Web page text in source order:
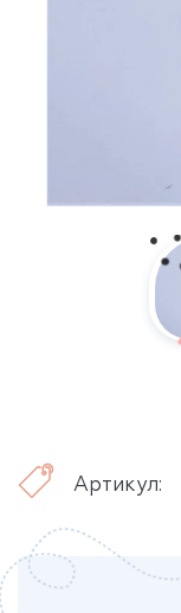
Артикул: